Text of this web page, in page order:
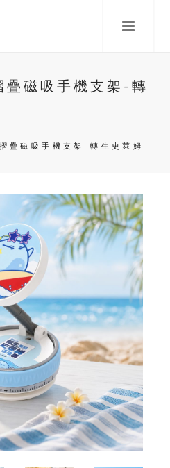
磁吸手機支架-轉
磁吸手機支架-轉生史萊姆